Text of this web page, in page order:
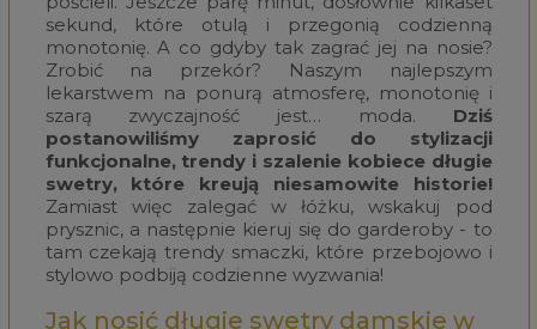
sekund, które otulą i przegonią codzienną
monotonię. A co gdyby tak zagrać jej na nosie?
Zrobić na przekór? Naszym najlepszym
lekarstwem na ponurą atmosferę, monotonię i
szarą zwyczajność jest… moda. Dziś
postanowiliśmy zaprosić do stylizacji
funkcjonalne, trendy i szalenie kobiece długie
swetry, które kreują niesamowite historie!
Zamiast więc zalegać w łóżku, wskakuj pod
prysznic, a następnie kieruj się do garderoby - to
tam czekają trendy smaczki, które przebojowo i
stylowo podbiją codzienne wyzwania!
Jak nosić długie swetry damskie w